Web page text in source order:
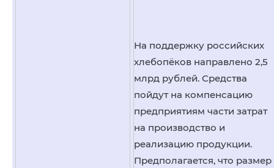
На поддержку российских
хлебопёков направлено 2,5
млрд рублей. Средства
пойдут на компенсацию
предприятиям части затрат
на производство и
реализацию продукции.
Предполагается, что размер